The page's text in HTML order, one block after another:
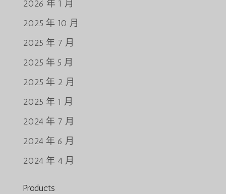
2026 年 1 月
2025 年 10 月
2025 年 7 月
2025 年 5 月
2025 年 2 月
2025 年 1 月
2024 年 7 月
2024 年 6 月
2024 年 4 月
Products